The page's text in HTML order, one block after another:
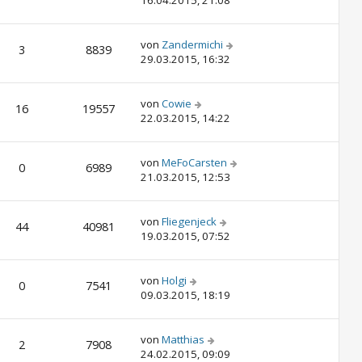
3 8839 von Zandermichi
29.03.2015, 16:32
16 19557 von Cowie
22.03.2015, 14:22
0 6989 von MeFoCarsten
21.03.2015, 12:53
44 40981 von Fliegenjeck
19.03.2015, 07:52
0 7541 von Holgi
09.03.2015, 18:19
2 7908 von Matthias
24.02.2015, 09:09